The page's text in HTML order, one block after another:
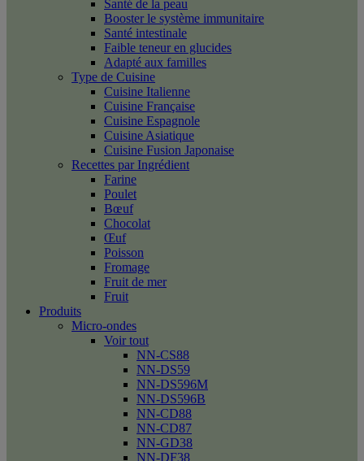
Santé de la peau
Booster le système immunitaire
Santé intestinale
Faible teneur en glucides
Adapté aux familles
Type de Cuisine
Cuisine Italienne
Cuisine Française
Cuisine Espagnole
Cuisine Asiatique
Cuisine Fusion Japonaise
Recettes par Ingrédient
Farine
Poulet
Bœuf
Chocolat
Œuf
Poisson
Fromage
Fruit de mer
Fruit
Produits
Micro-ondes
Voir tout
NN-CS88
NN-DS59
NN-DS596M
NN-DS596B
NN-CD88
NN-CD87
NN-GD38
NN-DF38